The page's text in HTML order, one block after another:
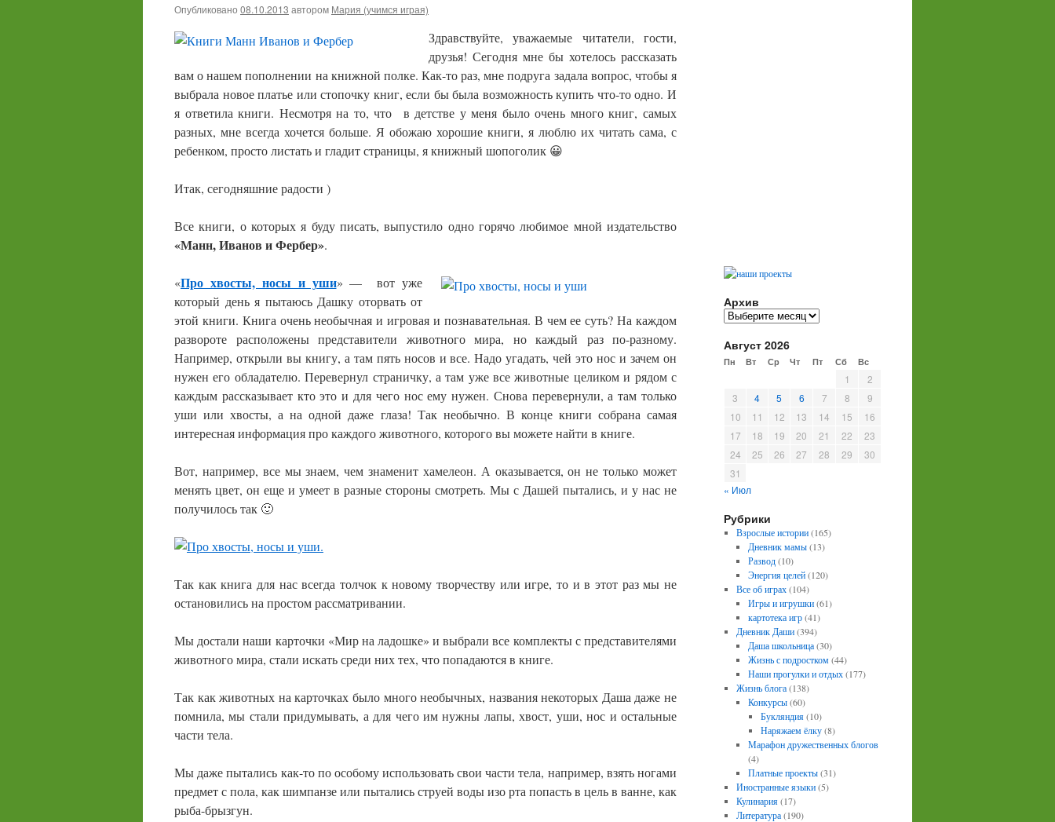
Опубликовано 08.10.2013 автором Мария (учимся играя)
Здравствуйте, уважаемые читатели, гости,
друзья! Сегодня мне бы хотелось рассказать
вам о нашем пополнении на книжной полке. Как-то раз, мне подруга задала вопрос, чтобы я
выбрала новое платье или стопочку книг, если бы была возможность купить что-то одно. И
я ответила книги. Несмотря на то, что в детстве у меня было очень много книг, самых
разных, мне всегда хочется больше. Я обожаю хорошие книги, я люблю их читать сама, с
ребенком, просто листать и гладит страницы, я книжный шопоголик 😀
Итак, сегодняшние радости )
Все книги, о которых я буду писать, выпустило одно горячо любимое мной издательство
«Манн, Иванов и Фербер».
«Про хвосты, носы и уши» — вот уже
который день я пытаюсь Дашку оторвать от
этой книги. Книга очень необычная и игровая и познавательная. В чем ее суть? На каждом
развороте расположены представители животного мира, но каждый раз по-разному.
Например, открыли вы книгу, а там пять носов и все. Надо угадать, чей это нос и зачем он
нужен его обладателю. Перевернул страничку, а там уже все животные целиком и рядом с
каждым рассказывает кто это и для чего нос ему нужен. Снова перевернули, а там только
уши или хвосты, а на одной даже глаза! Так необычно. В конце книги собрана самая
интересная информация про каждого животного, которого вы можете найти в книге.
Вот, например, все мы знаем, чем знаменит хамелеон. А оказывается, он не только может
менять цвет, он еще и умеет в разные стороны смотреть. Мы с Дашей пытались, и у нас не
получилось так 🙂
Так как книга для нас всегда толчок к новому творчеству или игре, то и в этот раз мы не
остановились на простом рассматривании.
Мы достали наши карточки «Мир на ладошке» и выбрали все комплекты с представителями
животного мира, стали искать среди них тех, что попадаются в книге.
Так как животных на карточках было много необычных, названия некоторых Даша даже не
помнила, мы стали придумывать, а для чего им нужны лапы, хвост, уши, нос и остальные
части тела.
Мы даже пытались как-то по особому использовать свои части тела, например, взять ногами
предмет с пола, как шимпанзе или пытались струей воды изо рта попасть в цель в ванне, как
рыба-брызгун.
Архив
Архив
Август 2026
Пн Вт Ср Чт Пт Сб Вс
1
2
3
4 5 6 7 8
9
10
11 12 13 14 15
16
17
18 19 20 21 22
23
24
25 26 27 28 29
30
31
« Июл
Рубрики
Взрослые истории(165)
Дневник мамы(13)
Развод(10)
Энергия целей(120)
Все об играх(104)
Игры и игрушки(61)
картотека игр(41)
Дневник Даши(394)
Даша школьница(30)
Жизнь с подростком(44)
Наши прогулки и отдых(177)
Жизнь блога(138)
Конкурсы(60)
Букляндия(10)
Наряжаем ёлку(8)
Марафон дружественных блогов
(4)
Платные проекты(31)
Иностранные языки(5)
Кулинария(17)
Литература(190)